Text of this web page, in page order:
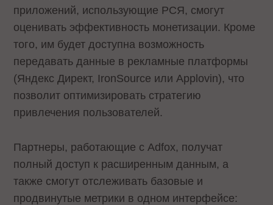
приложений, использующие РСЯ, смогут
оценивать эффективность монетизации. Кроме
того, им будет доступна возможность
передавать данные в рекламные платформы
(Яндекс Директ, IronSource или Applovin), что
позволит оптимизировать стратегию
привлечения пользователей.
Партнеры, работающие с Adfox, получат
полный доступ к расширенным данным, а
также смогут отслеживать базовые и
продвинутые метрики в одном интерфейсе: